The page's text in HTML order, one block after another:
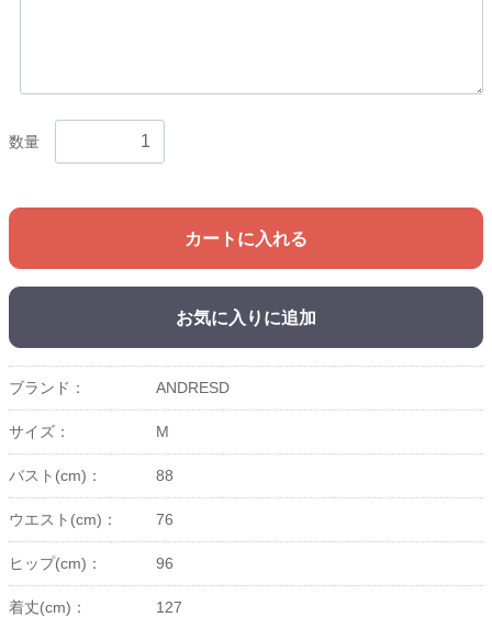
数量
カートに入れる
お気に入りに追加
ブランド： ANDRESD
サイズ： M
バスト(cm)： 88
ウエスト(cm)： 76
ヒップ(cm)： 96
着丈(cm)： 127